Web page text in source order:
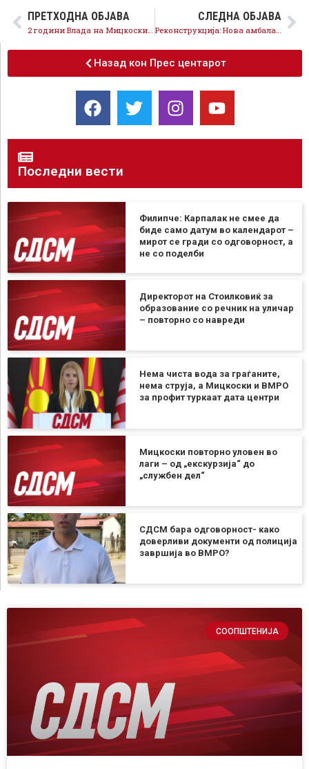
ПРЕТХОДНА ОБЈАВА
2 години Влада на Мицкоски: Нема повисоки плати, нема подобар стандард- нула исполнети ветувања
СЛЕДНА ОБЈАВА
Реконструкција: Нова амбалажа, ист производ со поминат рок
Назад кон Прес центарот
Последни вести
Филипче: Карпалак не смее да
биде само датум во календарот –
мирот се гради со одговорност, а
не со поделби
Директорот на Стоилковиќ за
образование со речник на уличар
– повторно со навреди
Нема чиста вода за граѓаните,
нема струја, а Мицкоски и ВМРО
за профит туркаат дата центри
Мицкоски повторно уловен во
лаги – од „екскурзија“ до
„службен дел“
СДСМ бара одговорност- како
доверливи документи од полиција
завршија во ВМРО?
СООПШТЕНИЈА